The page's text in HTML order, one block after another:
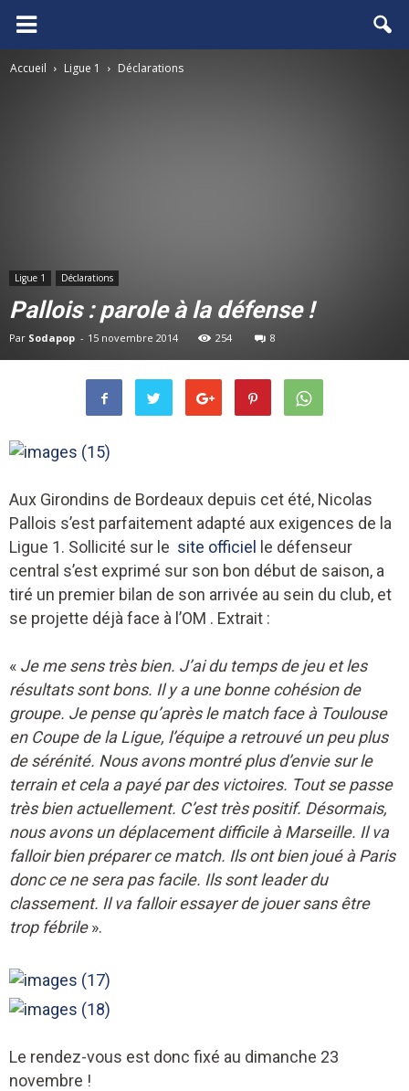
FCGB.net
Accueil Ligue 1 Déclarations
Ligue 1 Déclarations
Pallois : parole à la défense !
Par Sodapop - 15 novembre 2014 254 8
Aux Girondins de Bordeaux depuis cet été, Nicolas
Pallois s’est parfaitement adapté aux exigences de la
Ligue 1. Sollicité sur le site officiel
le défenseur
central s’est exprimé sur son bon début de saison, a
tiré un premier bilan de son arrivée au sein du club, et
se projette déjà face à l’OM . Extrait :
« Je me sens très bien. J’ai du temps de jeu et les
résultats sont bons. Il y a une bonne cohésion de
groupe. Je pense qu’après le match face à Toulouse
en Coupe de la Ligue, l’équipe a retrouvé un peu plus
de sérénité. Nous avons montré plus d’envie sur le
terrain et cela a payé par des victoires. Tout se passe
très bien actuellement. C’est très positif. Désormais,
nous avons un déplacement difficile à Marseille. Il va
falloir bien préparer ce match. Ils ont bien joué à Paris
donc ce ne sera pas facile. Ils sont leader du
classement. Il va falloir essayer de jouer sans être
trop fébrile».
Le rendez-vous est donc fixé au dimanche 23
novembre !